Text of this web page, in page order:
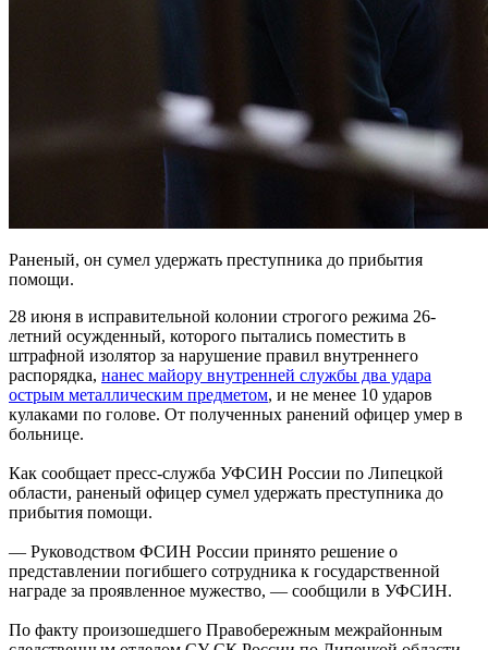
Раненый, он сумел удержать преступника до прибытия
помощи.
28 июня в исправительной колонии строгого режима 26-
летний осужденный, которого пытались поместить в
штрафной изолятор за нарушение правил внутреннего
распорядка, нанес майору внутренней службы два удара
острым металлическим предметом, и не менее 10 ударов
кулаками по голове. От полученных ранений офицер умер в
больнице.
Как сообщает пресс-служба УФСИН России по Липецкой
области, раненый офицер сумел удержать преступника до
прибытия помощи.
— Руководством ФСИН России принято решение о
представлении погибшего сотрудника к государственной
награде за проявленное мужество, — сообщили в УФСИН.
По факту произошедшего Правобережным межрайонным